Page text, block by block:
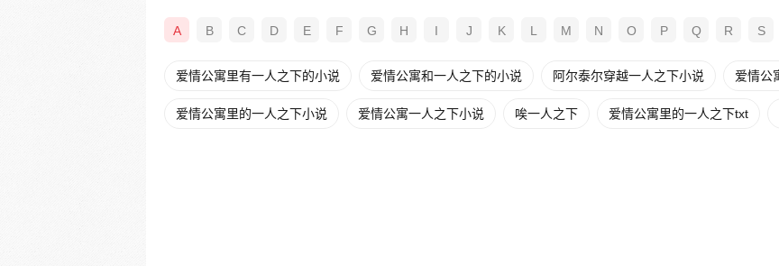
A B C D E F G H I J K L M N O P Q R S
爱情公寓里有一人之下的小说 爱情公寓和一人之下的小说 阿尔泰尔穿越一人之下小说 爱情公
爱情公寓里的一人之下小说 爱情公寓一人之下小说 唉一人之下 爱情公寓里的一人之下txt